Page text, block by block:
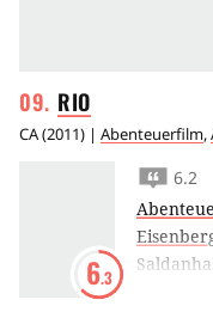
RIO
CA(2011) | Abenteuerfilm,
6.3
6.2